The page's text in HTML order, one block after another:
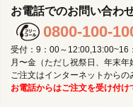
お電話でのお問い合わ
0800-100-
受付：9：00～12:00,13:00~16
月〜金（ただし祝祭日、年末年
ご注文はインターネットからの
お電話からはご注文を受け付け